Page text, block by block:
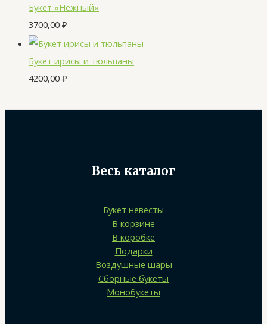
Букет «Нежный»
3700,00 ₽
Букет ирисы и тюльпаны
4200,00 ₽
Весь каталог
Букет невесты
В корзине
В коробке
Подарки
Воздушные шары
Сборные букеты
Монобукеты